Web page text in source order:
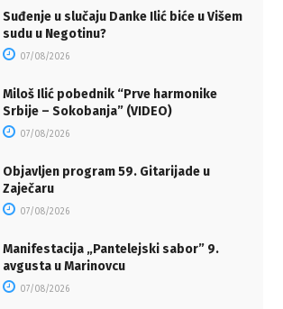
Suđenje u slučaju Danke Ilić biće u Višem
sudu u Negotinu?
07/08/2026
Miloš Ilić pobednik “Prve harmonike
Srbije – Sokobanja” (VIDEO)
07/08/2026
Objavljen program 59. Gitarijade u
Zaječaru
07/08/2026
Manifestacija „Pantelejski sabor” 9.
avgusta u Marinovcu
07/08/2026